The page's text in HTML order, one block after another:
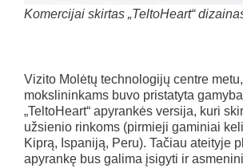
Komercijai skirtas „TeltoHeart“
Vizito Molėtų technologijų centre
mokslininkams buvo pristatyta
„TeltoHeart“ apyrankės versija, kuri
užsienio rinkoms (pirmieji gaminiai
Kiprą, Ispaniją, Peru). Tačiau ateityje
apyrankę bus galima įsigyti ir